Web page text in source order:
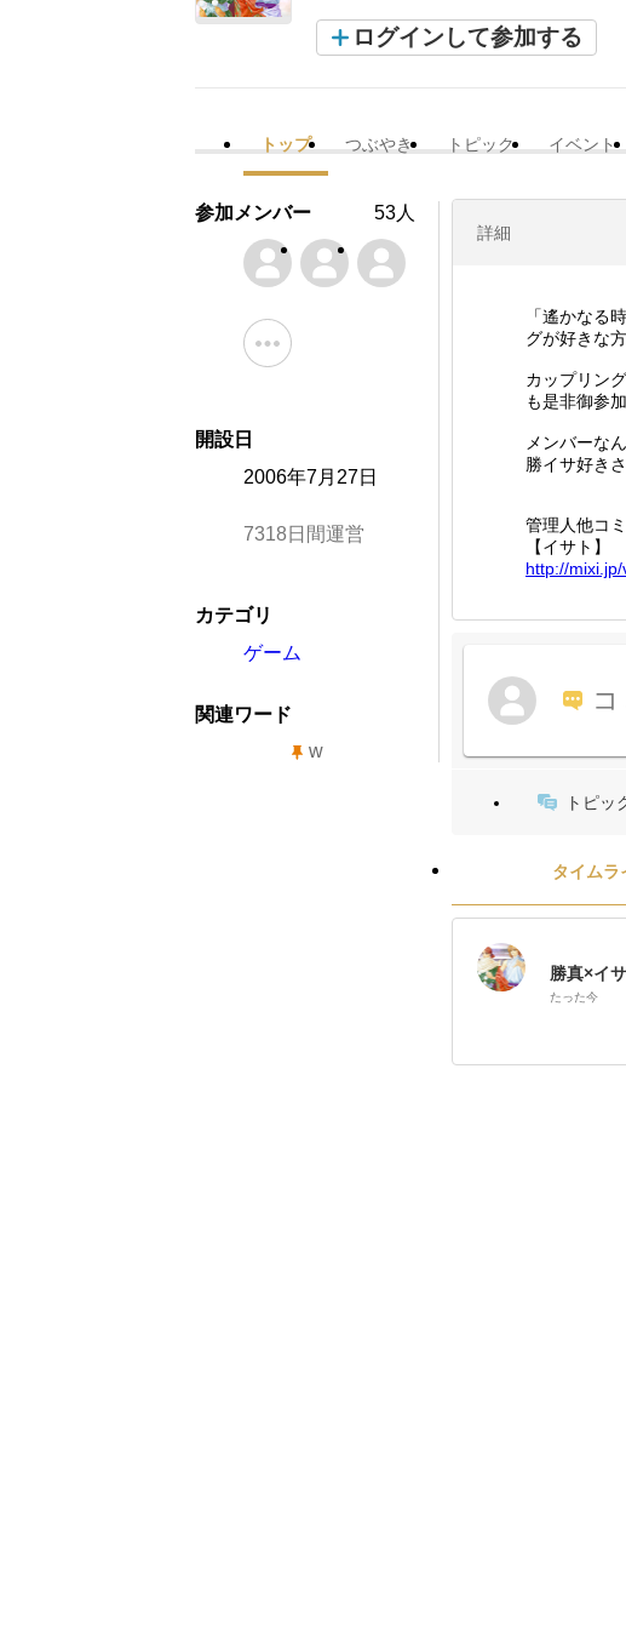
ログインして参加する
トップ つぶやき トピック イベント
詳細
「遙かなる
グが好きな
カップリン
も是非御参
メンバーな
勝イサ好き
管理人他コ
【イサト】
http://mixi.jp/
トピッ
タイムラ
勝真×イ
たった今
参加メンバー 53人
開設日
2006年7月27日
7318日間運営
カテゴリ
ゲーム
関連ワード
w